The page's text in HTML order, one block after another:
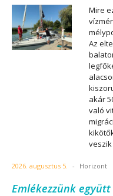
Mire
Az
akár
való
2026. augusztus 5. - Horizont
Emlékezzünk együtt